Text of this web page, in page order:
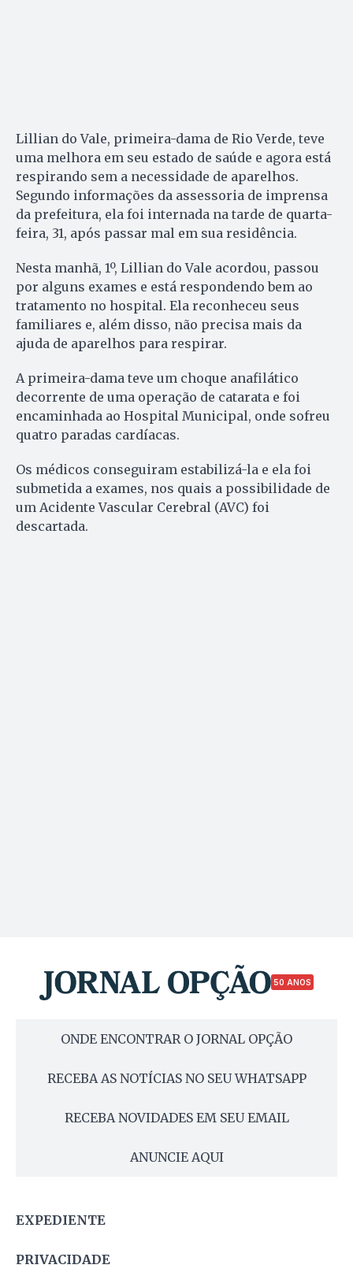
Lillian do Vale, primeira-dama de Rio Verde, teve
uma melhora em seu estado de saúde e agora está
respirando sem a necessidade de aparelhos.
Segundo informações da assessoria de imprensa
da prefeitura, ela foi internada na tarde de quarta-
feira, 31, após passar mal em sua residência.
Nesta manhã, 1º, Lillian do Vale acordou, passou
por alguns exames e está respondendo bem ao
tratamento no hospital. Ela reconheceu seus
familiares e, além disso, não precisa mais da
ajuda de aparelhos para respirar.
A primeira-dama teve um choque anafilático
decorrente de uma operação de catarata e foi
encaminhada ao Hospital Municipal, onde sofreu
quatro paradas cardíacas.
Os médicos conseguiram estabilizá-la e ela foi
submetida a exames, nos quais a possibilidade de
um Acidente Vascular Cerebral (AVC) foi
descartada.
50 ANOS
ONDE ENCONTRAR O JORNAL OPÇÃO
RECEBA AS NOTÍCIAS NO SEU WHATSAPP
RECEBA NOVIDADES EM SEU EMAIL
ANUNCIE AQUI
EXPEDIENTE
PRIVACIDADE